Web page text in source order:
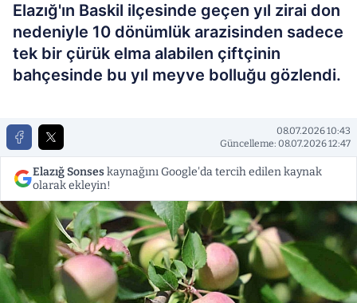
Elazığ'ın Baskil ilçesinde geçen yıl zirai don
nedeniyle 10 dönümlük arazisinden sadece
tek bir çürük elma alabilen çiftçinin
bahçesinde bu yıl meyve bolluğu gözlendi.
08.07.2026 10:43
Güncelleme: 08.07.2026 12:47
Elazığ Sonseskaynağını Google'da tercih edilen kaynak
olarak ekleyin!